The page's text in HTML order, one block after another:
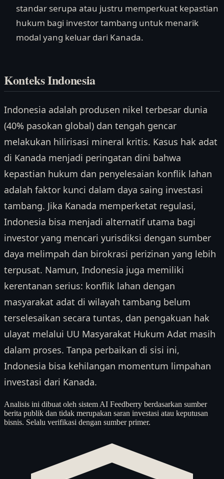
standar serupa atau justru memperkuat kepastian
hukum bagi investor tambang untuk menarik
modal yang keluar dari Kanada.
Konteks Indonesia
Indonesia adalah produsen nikel terbesar dunia
(40% pasokan global) dan tengah gencar
melakukan hilirisasi mineral kritis. Kasus hak adat
di Kanada menjadi peringatan dini bahwa
kepastian hukum dan penyelesaian konflik lahan
adalah faktor kunci dalam daya saing investasi
tambang. Jika Kanada memperketat regulasi,
Indonesia bisa menjadi alternatif utama bagi
investor yang mencari yurisdiksi dengan sumber
daya melimpah dan birokrasi perizinan yang lebih
terpusat. Namun, Indonesia juga memiliki
kerentanan serius: konflik lahan dengan
masyarakat adat di wilayah tambang belum
terselesaikan secara tuntas, dan pengakuan hak
ulayat melalui UU Masyarakat Hukum Adat masih
dalam proses. Tanpa perbaikan di sisi ini,
Indonesia bisa kehilangan momentum limpahan
investasi dari Kanada.
Analisis ini dibuat oleh sistem AI Feedberry berdasarkan sumber
berita publik dan tidak merupakan saran investasi atau keputusan
bisnis. Selalu verifikasi dengan sumber primer.